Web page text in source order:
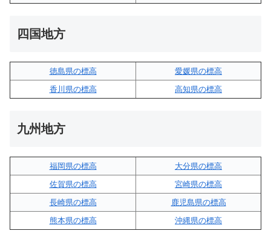
四国地方
徳島県の標高
愛媛県の標高
香川県の標高
高知県の標高
九州地方
福岡県の標高
大分県の標高
佐賀県の標高
宮崎県の標高
長崎県の標高
鹿児島県の標高
熊本県の標高
沖縄県の標高